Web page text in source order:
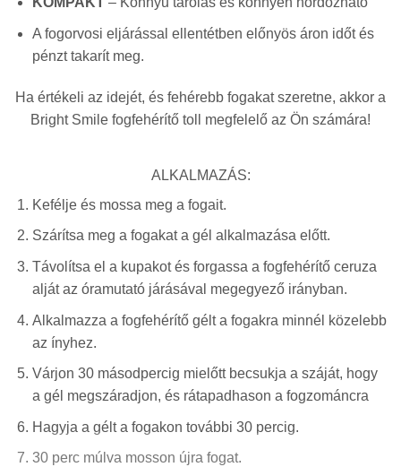
A fogorvosi eljárással ellentétben előnyös áron időt és
pénzt takarít meg.
Ha értékeli az idejét, és fehérebb fogakat szeretne, akkor a
Bright Smile fogfehérítő toll megfelelő az Ön számára!
ALKALMAZÁS:
Kefélje és mossa meg a fogait.
Szárítsa meg a fogakat a gél alkalmazása előtt.
Távolítsa el a kupakot és forgassa a fogfehérítő ceruza
alját az óramutató járásával megegyező irányban.
Alkalmazza a fogfehérítő gélt a fogakra minnél közelebb
az ínyhez.
Várjon 30 másodpercig mielőtt becsukja a száját, hogy
a gél megszáradjon, és rátapadhason a fogzománcra
Hagyja a gélt a fogakon további 30 percig.
30 perc múlva mosson újra fogat.